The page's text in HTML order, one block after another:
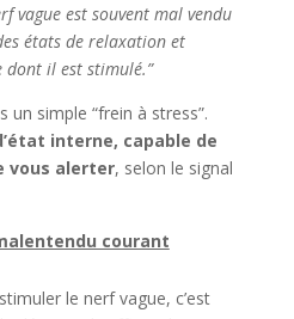
vague est souvent mal vendu
états de relaxation et
dont il est stimulé.”
un simple “frein à stress”.
interne, capable de
vous alerter, selon le signal
courant
le nerf vague, c’est